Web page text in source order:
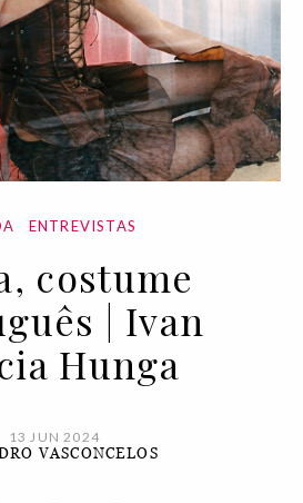
ENTREVISTAS
costume
| Ivan
Hunga
13 JUN 2024
VASCONCELOS